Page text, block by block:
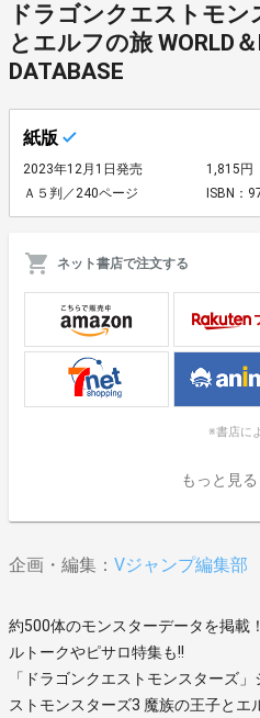
ドラゴンクエストモ
とエルフの旅 WORLD
DATABASE
紙版
2023年12月1日発売
1,815円
Ａ５判／240ページ
ISBN：
ネット書店で注文する
※書店に
企画・編集： Vジャンプ編集部
約500体のモンスターデータを掲
ルトークやピサロ特集も!!
「ドラゴンクエストモンスターズ
ストモンスターズ3 魔族の王子と